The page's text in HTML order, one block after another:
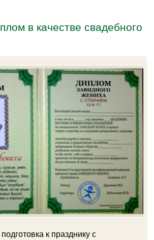
в качестве свадебного
к празднику с